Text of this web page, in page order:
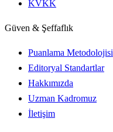
KVKK
Güven & Şeffaflık
Puanlama Metodolojisi
Editoryal Standartlar
Hakkımızda
Uzman Kadromuz
İletişim